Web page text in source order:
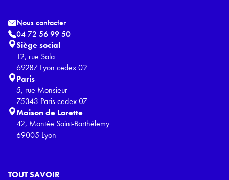
TOUT SAVOIR
Nous contacter
04 72 56 99 50
Siège social
12, rue Sala
69287 Lyon cedex 02
Paris
5, rue Monsieur
75343 Paris cedex 07
Maison de Lorette
42, Montée Saint-Barthélemy
69005 Lyon